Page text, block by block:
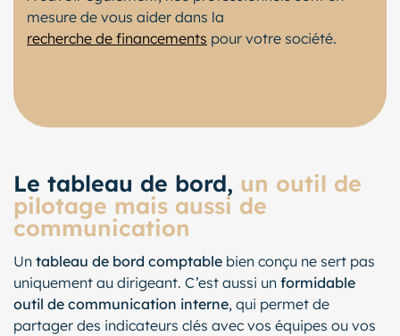
mesure de vous aider dans la
recherche de financements pour votre société.
Le tableau de bord, un outil de
pilotage mais aussi de
communication
Un tableau de bord comptable bien conçu ne sert pas
uniquement au dirigeant. C’est aussi un formidable
outil de communication interne, qui permet de
partager des indicateurs clés avec vos équipes ou vos